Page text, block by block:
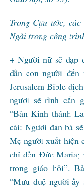
Trong Cựu ước,
Ngài trong công
+ Người nữ sẽ đạp
dẫn con người
Jerusalem Bible
ngươi sẽ rình cắn
“Bản Kinh thánh
cái: Người đàn bà
Mẹ người xuất hiện
chỉ đến Đức Maria;
trong giáo hội”.
“Mưu duệ người ấy